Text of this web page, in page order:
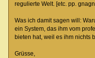
regulierte Welt. [etc. pp.
Was ich damit sagen will:
ein System, das ihm vom
bieten hat, weil es ihm nichts
Grüsse,